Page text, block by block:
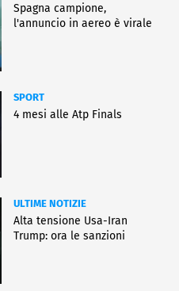
Spagna campione,
l'annuncio in aereo è virale
SPORT
4 mesi alle Atp Finals
ULTIME NOTIZIE
Alta tensione Usa-Iran
Trump: ora le sanzioni